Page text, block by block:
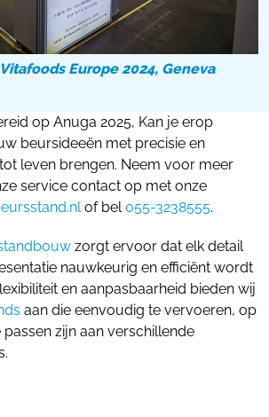
Europe 2024, Geneva
op Anuga 2025, Kan je erop
beursideeën met precisie en
leven brengen. Neem voor meer
service contact op met onze
of bel 055-3238555.
zorgt ervoor dat elk detail
nauwkeurig en efficiënt wordt
en aanpasbaarheid bieden wij
aan die eenvoudig te vervoeren, op
passen zijn aan verschillende